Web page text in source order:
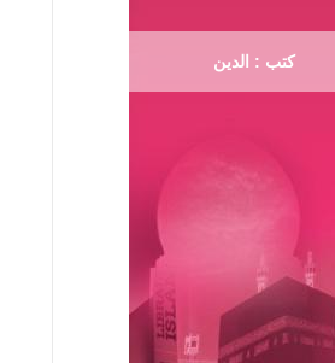
كتب : الدين